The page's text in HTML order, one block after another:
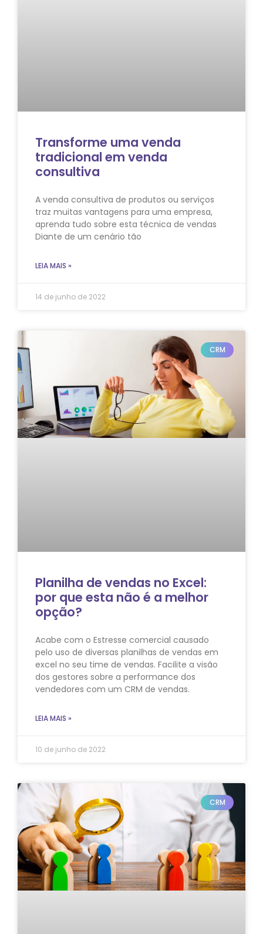
Transforme uma venda
tradicional em venda
consultiva
A venda consultiva de produtos ou serviços
traz muitas vantagens para uma empresa,
aprenda tudo sobre esta técnica de vendas
Diante de um cenário tão
LEIA MAIS »
14 de junho de 2022
CRM
Planilha de vendas no Excel:
por que esta não é a melhor
opção?
Acabe com o Estresse comercial causado
pelo uso de diversas planilhas de vendas em
excel no seu time de vendas. Facilite a visão
dos gestores sobre a performance dos
vendedores com um CRM de vendas.
LEIA MAIS »
10 de junho de 2022
CRM